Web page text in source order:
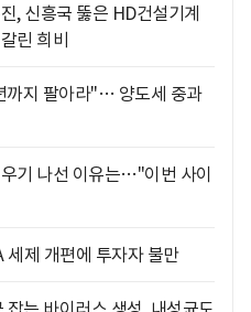
, 신흥국 뚫은 HD건설기계
린 희비
까지 팔아라"… 양도세 중과
기 나선 이유는…"이번 사이
제 개편에 투자자 불만